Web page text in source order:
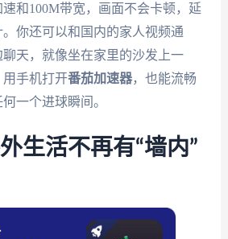
和100M带宽，画面不会卡顿，延
你还可以和国内的家人视频通
天，就像坐在家里的沙发上一
手机打开番茄加速器，也能流畅
一个进球瞬间。
生活不再有“墙内”